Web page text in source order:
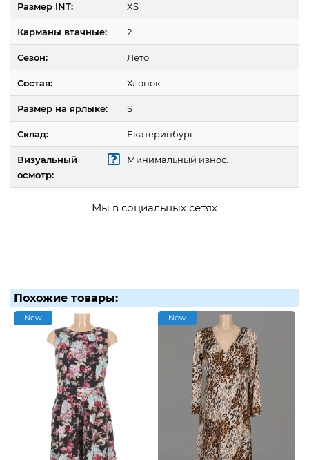
Размер INT: XS
Карманы втачные: 2
Сезон: Лето
Состав: Хлопок
Размер на ярлыке: S
Склад: Екатеринбург
Визуальный
осмотр:
Минимальный износ.
Мы в социальных сетях
Похожие товары:
New New